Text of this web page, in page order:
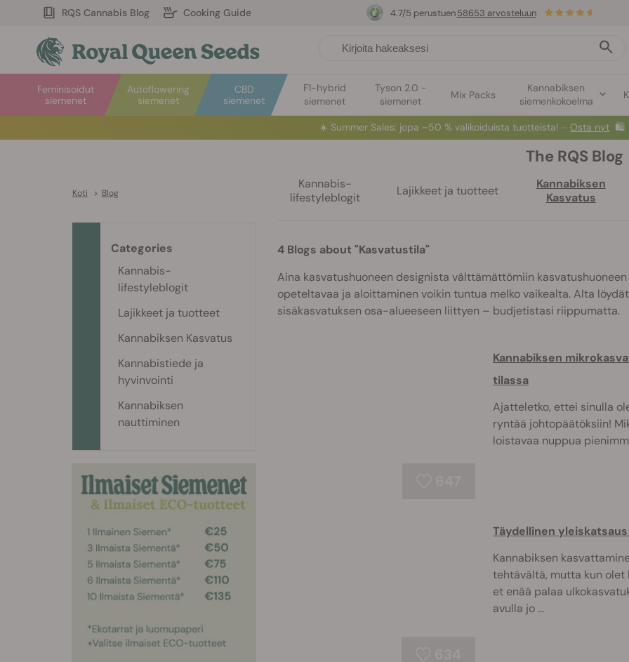
RQS Cannabis Blog Cooking Guide
Autoflowering
siemenet
Feminisoidut
siemenet
CBD
siemenet
F1-hybrid
siemenet
Tyson 2.0 -
siemenet
Mix Packs
Kannabiksen
siemenkokoelma
4.7/5 perustuen 58653 arvosteluun
☀️ Summer Sales: jopa –50 % valikoiduista tuotteista! ⏤ Osta nyt 🛍️
Koti > Blog
The RQS Blog
Kannabis-
lifestyleblogit
Lajikkeet ja tuotteet
Kannabiksen
Kasvatus
4 Blogs about "Kasvatustila"
Aina kasvatushuoneen designista välttämättömiin
opeteltavaa ja aloittaminen voikin tuntua melko vaikealta. Alta
sisäkasvatuksen osa-alueeseen liittyen – budjetistasi riippumatta.
Kannabiksen
tilassa
Ajatteletko, ettei sinulla
ryntää johtopäätöksiin!
loistavaa nuppua
Täydellinen
Kannabiksen
tehtävältä, mutta kun olet
et enää palaa
avulla jo ...
Categories
Kannabis-
lifestyleblogit
Lajikkeet ja tuotteet
Kannabiksen Kasvatus
Kannabistiede ja
hyvinvointi
Kannabiksen
nauttiminen